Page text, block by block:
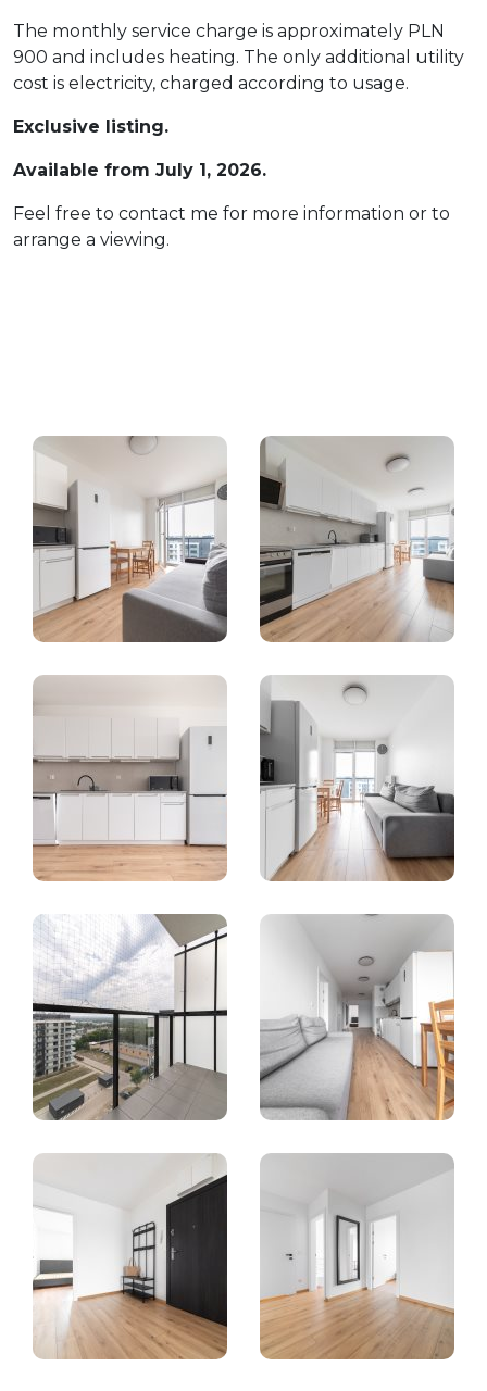
The monthly service charge is approximately PLN
900 and includes heating. The only additional utility
cost is electricity, charged according to usage.
Exclusive listing.
Available from July 1, 2026.
Feel free to contact me for more information or to
arrange a viewing.